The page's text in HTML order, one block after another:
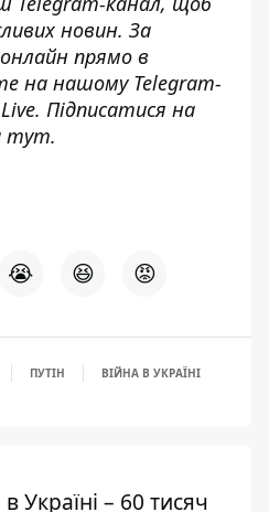
новин. За
прямо в
на нашому Telegram-
. Підписатися на
тут.
😭 😆 😡
ПУТІН ВІЙНА В УКРАЇНІ
Україні – 60 тисяч